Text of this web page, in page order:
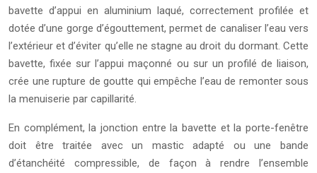
bavette d’appui en aluminium laqué, correctement profilée et
dotée d’une gorge d’égouttement, permet de canaliser l’eau vers
l’extérieur et d’éviter qu’elle ne stagne au droit du dormant. Cette
bavette, fixée sur l’appui maçonné ou sur un profilé de liaison,
crée une rupture de goutte qui empêche l’eau de remonter sous
la menuiserie par capillarité.
En complément, la jonction entre la bavette et la porte-fenêtre
doit être traitée avec un mastic adapté ou une bande
d’étanchéité compressible, de façon à rendre l’ensemble